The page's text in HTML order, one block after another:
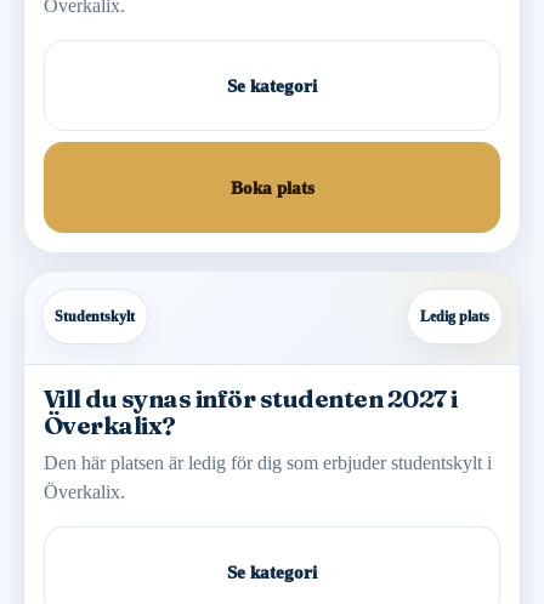
Överkalix.
Se kategori
Boka plats
Studentskylt Ledig plats
Vill du synas inför studenten 2027 i
Överkalix?
Den här platsen är ledig för dig som erbjuder studentskylt i
Överkalix.
Se kategori